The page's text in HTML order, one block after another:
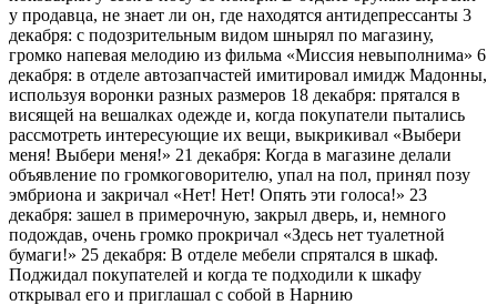
у продавца, не знает ли он, где находятся антидепрессанты 3
декабря: с подозрительным видом шнырял по магазину,
громко напевая мелодию из фильма «Миссия невыполнима» 6
декабря: в отделе автозапчастей имитировал имидж Мадонны,
используя воронки разных размеров 18 декабря: прятался в
висящей на вешалках одежде и, когда покупатели пытались
рассмотреть интересующие их вещи, выкрикивал «Выбери
меня! Выбери меня!» 21 декабря: Когда в магазине делали
объявление по громкоговорителю, упал на пол, принял позу
эмбриона и закричал «Нет! Нет! Опять эти голоса!» 23
декабря: зашел в примерочную, закрыл дверь, и, немного
подождав, очень громко прокричал «Здесь нет туалетной
бумаги!» 25 декабря: В отделе мебели спрятался в шкаф.
Поджидал покупателей и когда те подходили к шкафу
открывал его и приглашал с собой в Нарнию